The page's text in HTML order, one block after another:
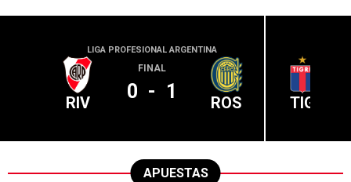
LIGA PROFESIONAL ARGENTINA
RIV
FINAL
0 - 1 ROS TIG
APUESTAS